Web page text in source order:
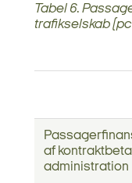
Tabel 6.
trafikselskab
af
administration